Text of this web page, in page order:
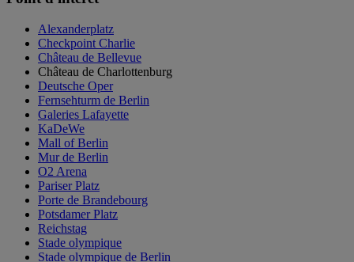
Alexanderplatz
Checkpoint Charlie
Château de Bellevue
Château de Charlottenburg
Deutsche Oper
Fernsehturm de Berlin
Galeries Lafayette
KaDeWe
Mall of Berlin
Mur de Berlin
O2 Arena
Pariser Platz
Porte de Brandebourg
Potsdamer Platz
Reichstag
Stade olympique
Stade olympique de Berlin